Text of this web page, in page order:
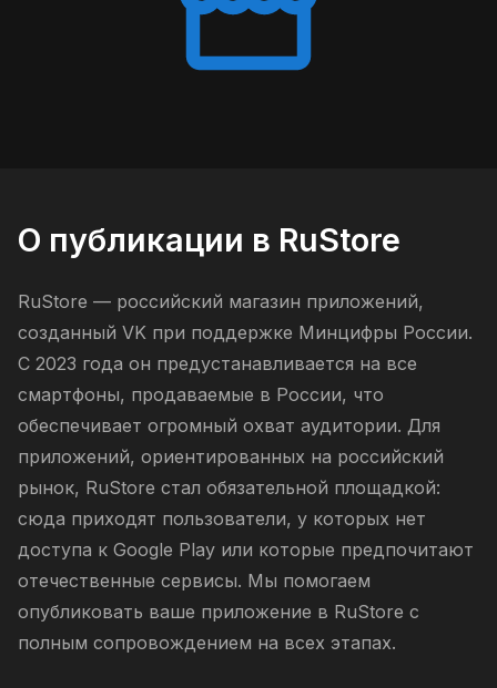
О публикации в RuStore
RuStore — российский магазин приложений,
созданный VK при поддержке Минцифры России.
С 2023 года он предустанавливается на все
смартфоны, продаваемые в России, что
обеспечивает огромный охват аудитории. Для
приложений, ориентированных на российский
рынок, RuStore стал обязательной площадкой:
сюда приходят пользователи, у которых нет
доступа к Google Play или которые предпочитают
отечественные сервисы. Мы помогаем
опубликовать ваше приложение в RuStore с
полным сопровождением на всех этапах.